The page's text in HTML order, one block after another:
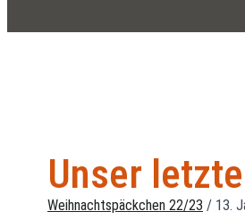
Unser
Weihnachtspäckchen 22/23 / 13.